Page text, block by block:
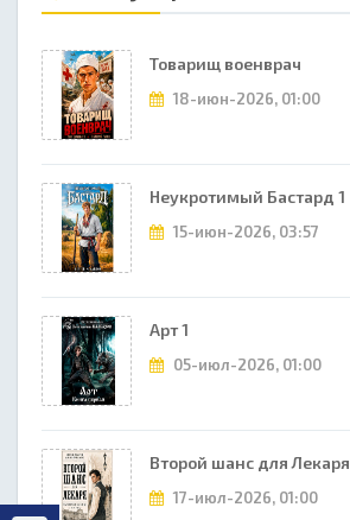
Товарищ военврач
18-июн-2026, 01:00
Неукротимый Бастард 1
15-июн-2026, 03:57
Арт 1
05-июл-2026, 01:00
Второй шанс для Лекаря
17-июл-2026, 01:00